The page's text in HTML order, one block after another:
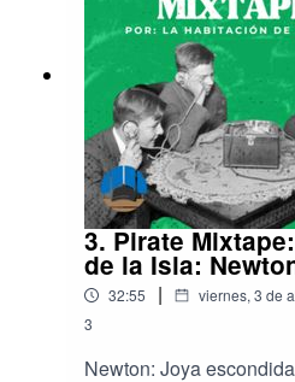
3. Pirate
de la Isla:
32:55 | viernes, 3 de
3
Newton: Joya